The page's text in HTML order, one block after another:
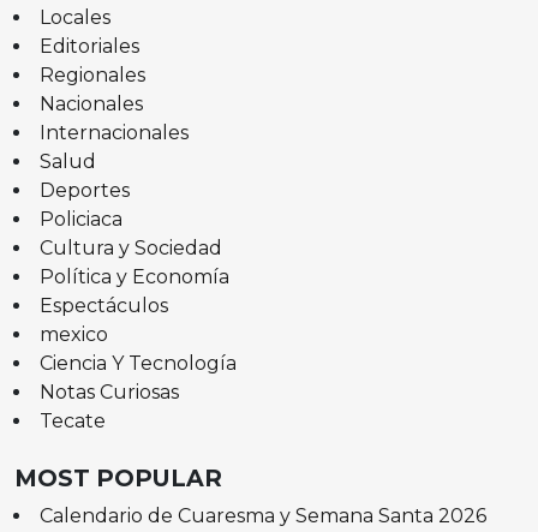
Locales
Editoriales
Regionales
Nacionales
Internacionales
Salud
Deportes
Policiaca
Cultura y Sociedad
Política y Economía
Espectáculos
mexico
Ciencia Y Tecnología
Notas Curiosas
Tecate
MOST POPULAR
Calendario de Cuaresma y Semana Santa 2026